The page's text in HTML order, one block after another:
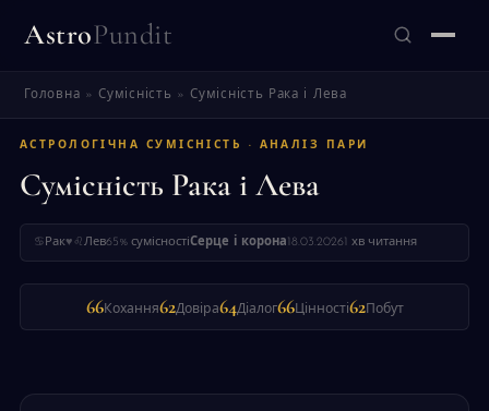
AstroPundit
Головна »Сумісність »Сумісність Рака і Лева
АСТРОЛОГІЧНА СУМІСНІСТЬ · АНАЛІЗ ПАРИ
Сумісність Рака і Лева
♋ Рак♥ ♌Лев65% сумісностіСерце і корона 18.03.20261 хв читання
66Кохання62Довіра64Діалог66Цінності62Побут